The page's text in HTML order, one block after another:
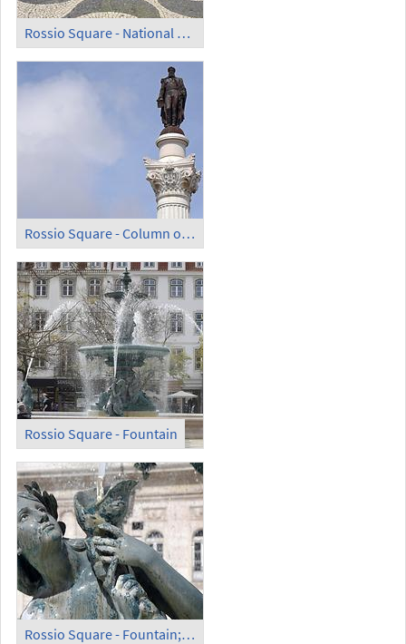
Rossio Square - National Theatre
Rossio Square - Column of Pedro IV
Rossio Square - Fountain
Rossio Square - Fountain; Detail